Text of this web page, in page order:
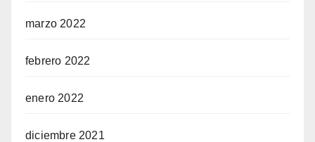
marzo 2022
febrero 2022
enero 2022
diciembre 2021